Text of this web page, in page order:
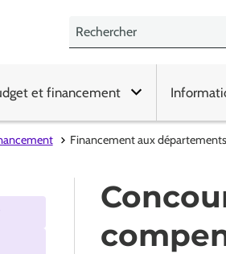
et financement
Financement aux départements